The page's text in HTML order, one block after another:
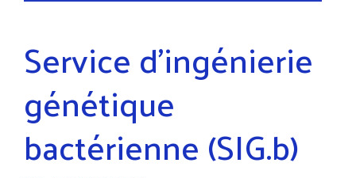
Service d'ingénierie
génétique
bactérienne (SIG.b)